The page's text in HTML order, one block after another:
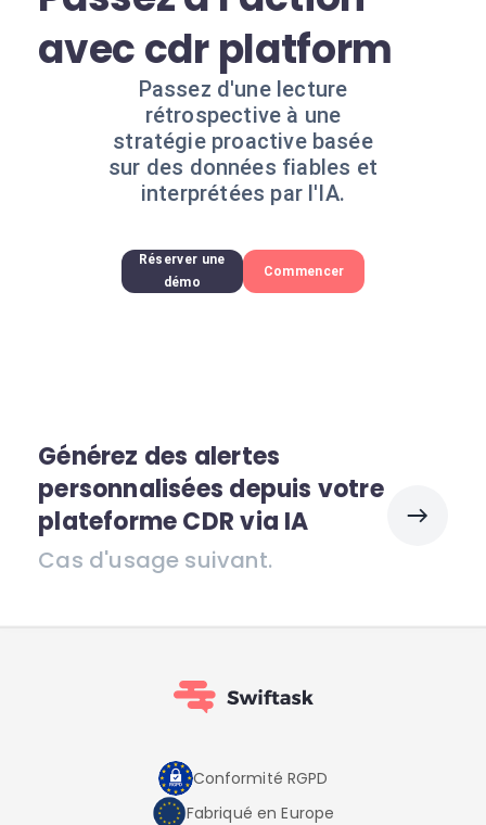
avec cdr platform
Passez d'une lecture
rétrospective à une
stratégie proactive basée
sur des données fiables et
interprétées par l'IA.
Réserver une
démo
Commencer
Générez des alertes
personnalisées depuis votre
plateforme CDR via IA
Cas d'usage suivant.
Conformité RGPD
Fabriqué en Europe